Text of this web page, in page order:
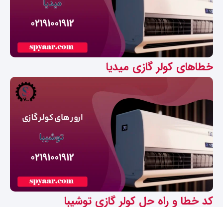
خطاهای کولر گازی میدیا
کد خطا و راه حل کولر گازی توشیبا